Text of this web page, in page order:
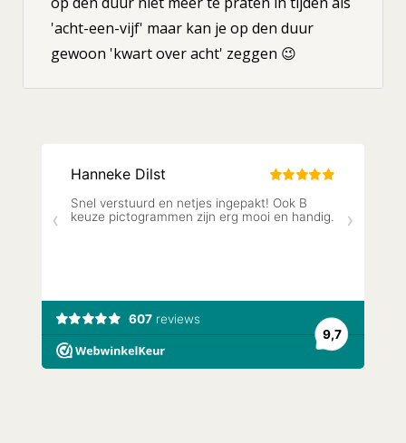
'acht-een-vijf' maar kan je op den duur
gewoon 'kwart over acht' zeggen 😉